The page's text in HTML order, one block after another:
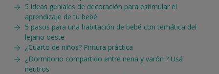
5 ideas geniales de decoración para estimular el
aprendizaje de tu bebé
5 pasos para una habitación de bebé con temática del
lejano oeste
¿Cuarto de niños? Pintura práctica
¿Dormitorio compartido entre nena y varón ? Usá
neutros